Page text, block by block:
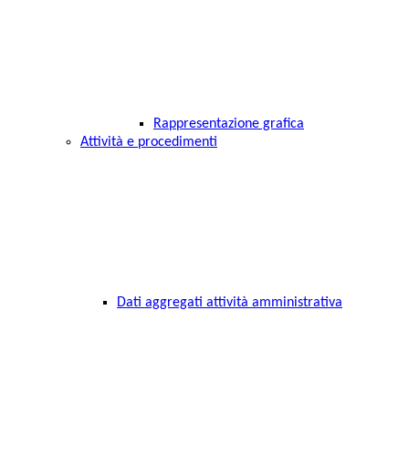
Rappresentazione grafica
Attività e procedimenti
Dati aggregati attività amministrativa